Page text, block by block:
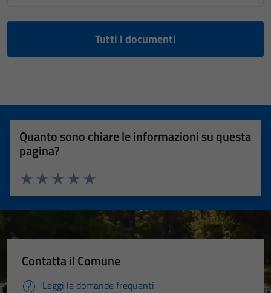
Tutti i documenti
Quanto sono chiare le informazioni su questa
pagina?
Valuta 5 stelle su 5
Valuta 4 stelle su 5
Valuta 3 stelle su 5
Valuta 2 stelle su 5
Valuta 1 stelle su 5
Contatta il Comune
Leggi le domande frequenti